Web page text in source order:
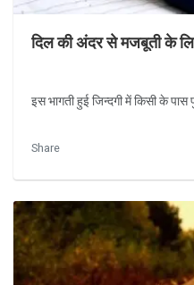
दिल की अंदर से मजबूती के
इस भागती हुई जिन्दगी में किसी के पास
Share